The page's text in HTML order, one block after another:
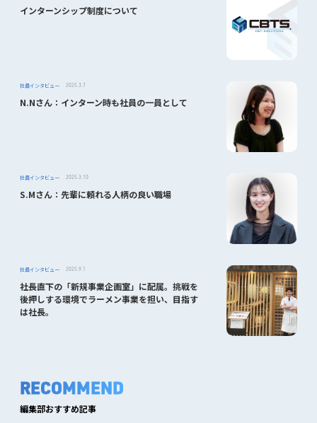
インターンシップ制度について
社員インタビュー 2025.3.7
N.Nさん：インターン時も社員の一員として
社員インタビュー 2025.3.10
S.Mさん：先輩に頼れる人柄の良い職場
社員インタビュー 2025.9.1
社長直下の「新規事業企画室」に配属。挑戦を
後押しする環境でラーメン事業を担い、目指す
は社長。
RECOMMEND
編集部おすすめ記事